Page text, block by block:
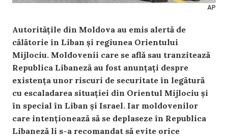
АР
Autoritățile din Moldova au emis alertă de
călătorie în Liban și regiunea Orientului
Mijlociu. Moldovenii care se află sau tranzitează
Republica Libaneză au fost anunțați despre
existența unor riscuri de securitate în legătură
cu escaladarea situației din Orientul Mijlociu și
în special în Liban și Israel. Iar moldovenilor
care intenționează să se deplaseze în Republica
Libaneză li s-a recomandat să evite orice